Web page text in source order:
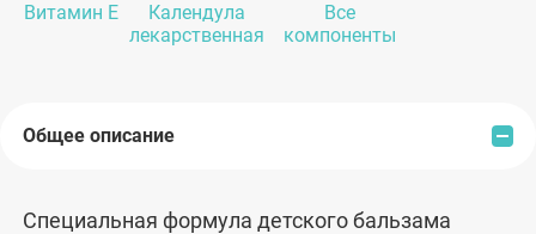
Витамин Е
Календула
лекарственная
Все
компоненты
Общее описание
Специальная формула детского бальзама